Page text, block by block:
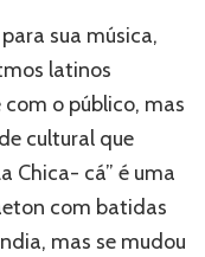
sua música,
latinos
o público, mas
cultural que
Chica- cá” é uma
com batidas
mas se mudou